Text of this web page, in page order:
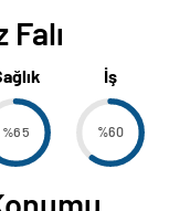
Falı
%65
İş
%60